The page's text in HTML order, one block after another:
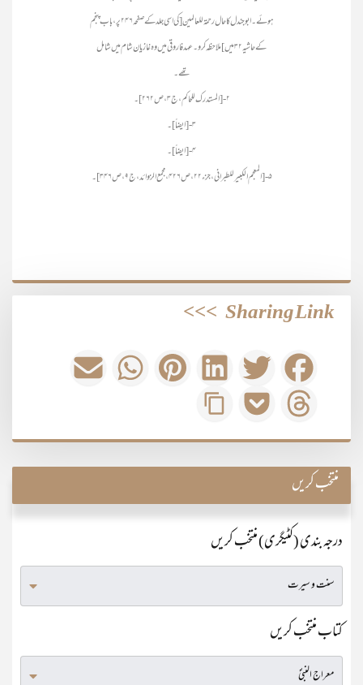
ہوئے۔ ابوجندل کا حال رحمۃ للعالمین [کی اسی جلد کے صفحہ۲۴۶ پر، باب پنجم
کے حاشیہ۳۲میں] ملاحظہ کرو۔ عہد فاروقی میں وہ غازیان شام میں شامل
تھے۔
۲- [المستدرک للحاکم، ج۳، ص۲۶۲]۔
۳- [ایضاً]۔
۴- [ایضاً]۔
۵- [المعجم الکبیر للطبرانی، جزء۲۲، ص۴۲۶، مجمع الزوائد، ج۹، ص۳۴۶]۔
Sharing Link
>>>
منتخب کریں
درجہ بندی (کٹیگری) منتخب کریں
کتاب منتخب کریں